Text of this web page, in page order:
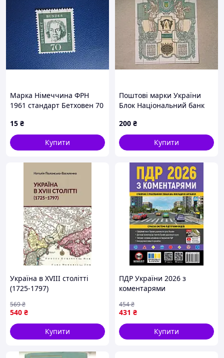
Марка Німеччина ФРН
1961 стандарт Бетховен 70
15 ₴
Купити
Поштові марки України
Блок Національний банк
200 ₴
Купити
Україна в XVIII столітті
(1725-1797)
540 ₴
569₴
Купити
ПДР України 2026 з
коментарями
431 ₴
454₴
Купити